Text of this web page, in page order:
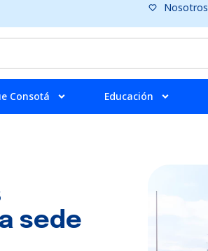
Nosotros
Consotá Educación
sede